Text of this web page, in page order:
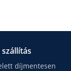
díjmentesen